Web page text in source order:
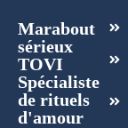
Marabout
sérieux
TOVI
Spécialiste
de rituels
d'amour